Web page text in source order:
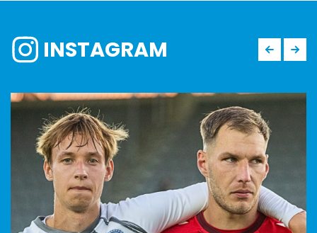
INSTAGRAM